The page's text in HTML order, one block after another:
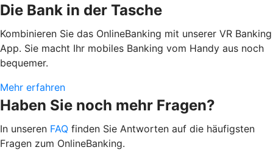
Die Bank in der Tasche
Kombinieren Sie das OnlineBanking mit unserer VR Banking
App. Sie macht Ihr mobiles Banking vom Handy aus noch
bequemer.
Mehr erfahren
Haben Sie noch mehr Fragen?
In unseren FAQ finden Sie Antworten auf die häufigsten
Fragen zum OnlineBanking.